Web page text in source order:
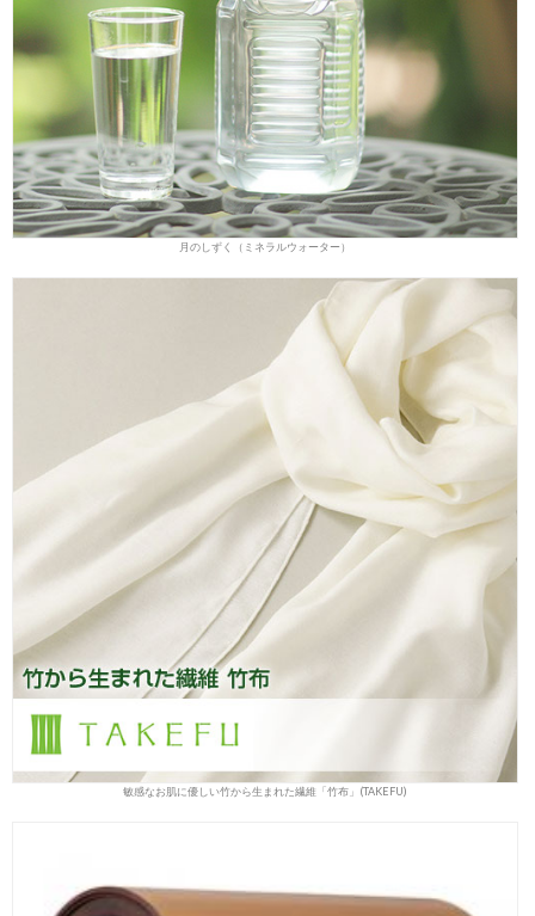
月のしずく（ミネラルウォーター）
敏感なお肌に優しい竹から生まれた繊維「竹布」(TAKEFU)